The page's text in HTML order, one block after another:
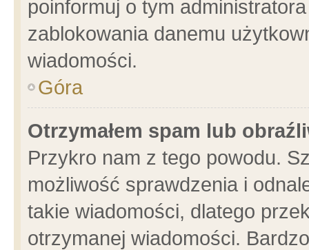
poinformuj o tym
zablokowania danemu
wiadomości.
Góra
Otrzymałem spam lub
Przykro nam z tego powodu.
możliwość sprawdzenia i
takie wiadomości, dlatego
otrzymanej wiadomości.